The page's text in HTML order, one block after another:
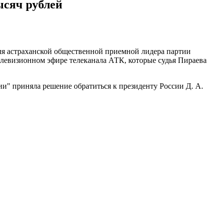
рублей
общественной приемной лидера партии
эфире телеканала АТК, которые судья Пираева
приняла решение обратиться к президенту России Д. А.